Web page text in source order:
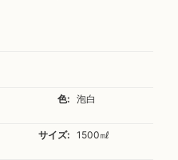
色: 泡白
サイズ: 1500㎖